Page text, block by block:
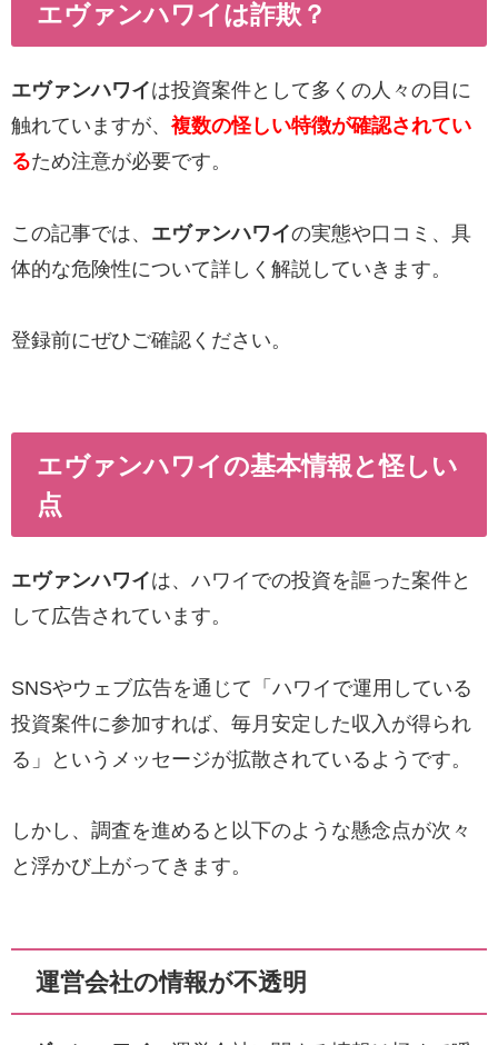
エヴァンハワイは詐欺？
エヴァンハワイは投資案件として多くの人々の目に
触れていますが、 複数の怪しい特徴が確認されてい
るため注意が必要です。
この記事では、 エヴァンハワイの実態や口コミ、具
体的な危険性について詳しく解説していきます。
登録前にぜひご確認ください。
エヴァンハワイの基本情報と怪しい
点
エヴァンハワイは、ハワイでの投資を謳った案件と
して広告されています。
SNSやウェブ広告を通じて「ハワイで運用している
投資案件に参加すれば、毎月安定した収入が得られ
る」というメッセージが拡散されているようです。
しかし、調査を進めると以下のような懸念点が次々
と浮かび上がってきます。
運営会社の情報が不透明